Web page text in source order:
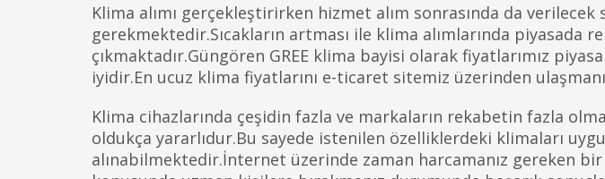
Klima alımı gerçekleştirirken hizmet alım sonrasında da
gerekmektedir.Sıcakların artması ile klima alımlarında piyasada
çıkmaktadır.Güngören GREE klima bayisi olarak fiyatlarımız
iyidir.En ucuz klima fiyatlarını e-ticaret sitemiz üzerinden
Klima cihazlarında çeşidin fazla ve markaların rekabetin fazla
oldukça yararlıdur.Bu sayede istenilen özelliklerdeki klimaları
alınabilmektedir.İnternet üzerinde zaman harcamanız gereken